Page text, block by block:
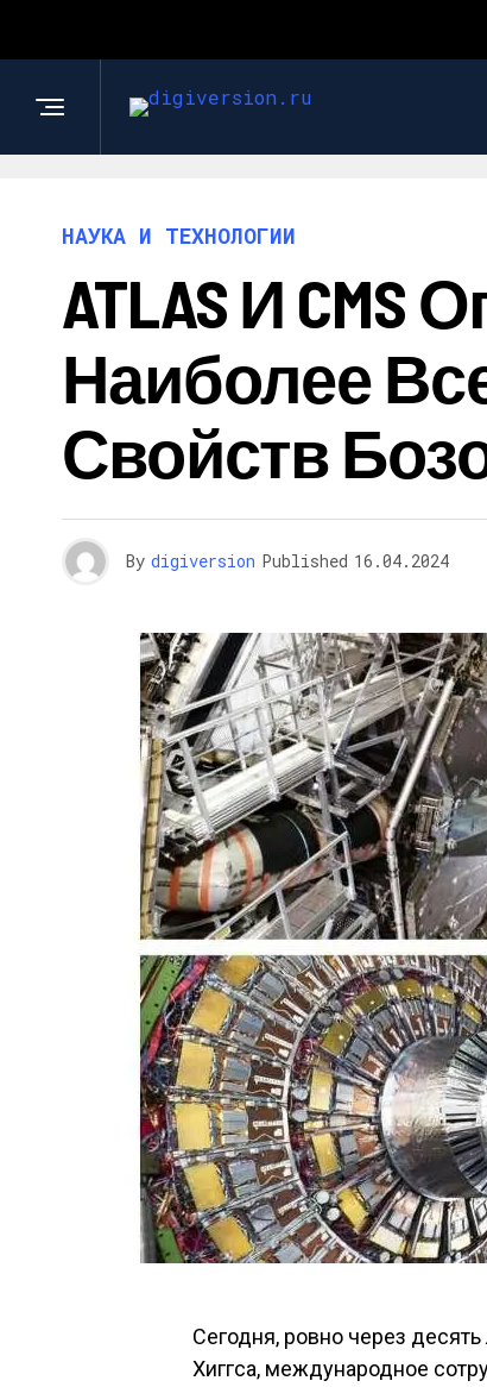
НАУКА И ТЕХНОЛОГИИ
ATLAS И
Наиболее
Свойств
By digiversion Published 16.04.2024
Сегодня, ровно через
Хиггса, международное